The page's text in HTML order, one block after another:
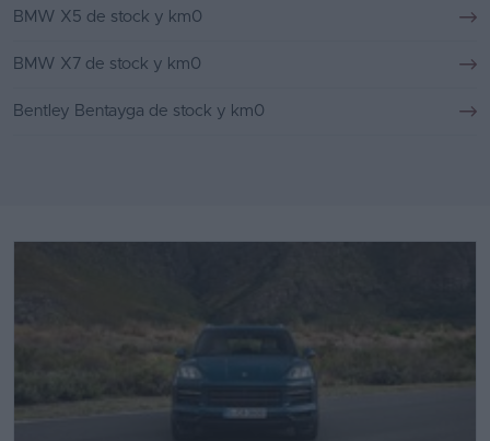
BMW X5 de stock y km0
BMW X7 de stock y km0
Bentley Bentayga de stock y km0